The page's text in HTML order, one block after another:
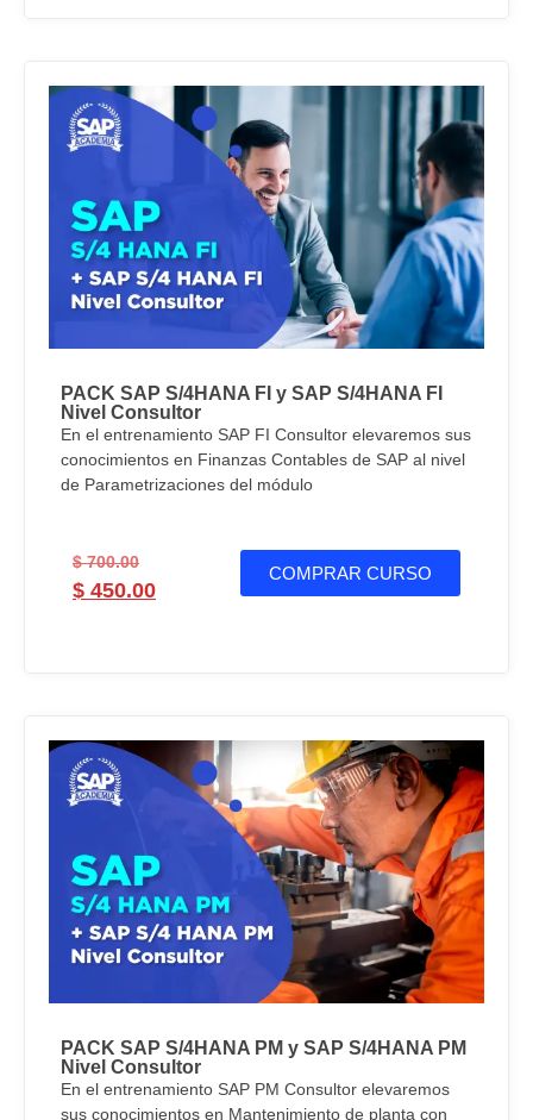
PACK SAP S/4HANA FI y SAP S/4HANA FI
Nivel Consultor
En el entrenamiento SAP FI Consultor elevaremos sus
conocimientos en Finanzas Contables de SAP al nivel
de Parametrizaciones del módulo
$700.00
$ 450.00
COMPRAR CURSO
PACK SAP S/4HANA PM y SAP S/4HANA PM
Nivel Consultor
En el entrenamiento SAP PM Consultor elevaremos
sus conocimientos en Mantenimiento de planta con